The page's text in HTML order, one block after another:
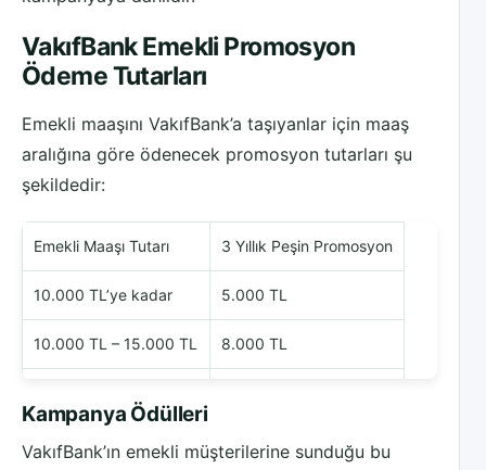
VakıfBank Emekli Promosyon
Ödeme Tutarları
Emekli maaşını VakıfBank’a taşıyanlar için maaş
aralığına göre ödenecek promosyon tutarları şu
şekildedir:
Emekli Maaşı Tutarı 3 Yıllık Peşin Promosyon
10.000 TL’ye kadar 5.000 TL
10.000 TL – 15.000 TL 8.000 TL
20.000 TL ve üzeri 12.000 TL
Kampanya Ödülleri
VakıfBank’ın emekli müşterilerine sunduğu bu